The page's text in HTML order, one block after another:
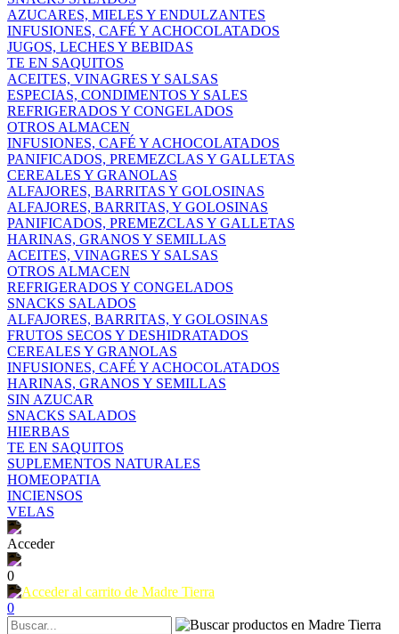
AZUCARES, MIELES Y ENDULZANTES
INFUSIONES, CAFÉ Y ACHOCOLATADOS
JUGOS, LECHES Y BEBIDAS
TE EN SAQUITOS
ACEITES, VINAGRES Y SALSAS
ESPECIAS, CONDIMENTOS Y SALES
REFRIGERADOS Y CONGELADOS
OTROS ALMACEN
INFUSIONES, CAFÉ Y ACHOCOLATADOS
PANIFICADOS, PREMEZCLAS Y GALLETAS
CEREALES Y GRANOLAS
ALFAJORES, BARRITAS Y GOLOSINAS
ALFAJORES, BARRITAS, Y GOLOSINAS
PANIFICADOS, PREMEZCLAS Y GALLETAS
HARINAS, GRANOS Y SEMILLAS
ACEITES, VINAGRES Y SALSAS
OTROS ALMACEN
REFRIGERADOS Y CONGELADOS
SNACKS SALADOS
ALFAJORES, BARRITAS, Y GOLOSINAS
FRUTOS SECOS Y DESHIDRATADOS
CEREALES Y GRANOLAS
INFUSIONES, CAFÉ Y ACHOCOLATADOS
HARINAS, GRANOS Y SEMILLAS
SIN AZUCAR
SNACKS SALADOS
HIERBAS
TE EN SAQUITOS
SUPLEMENTOS NATURALES
HOMEOPATIA
INCIENSOS
VELAS
Acceder
0
0